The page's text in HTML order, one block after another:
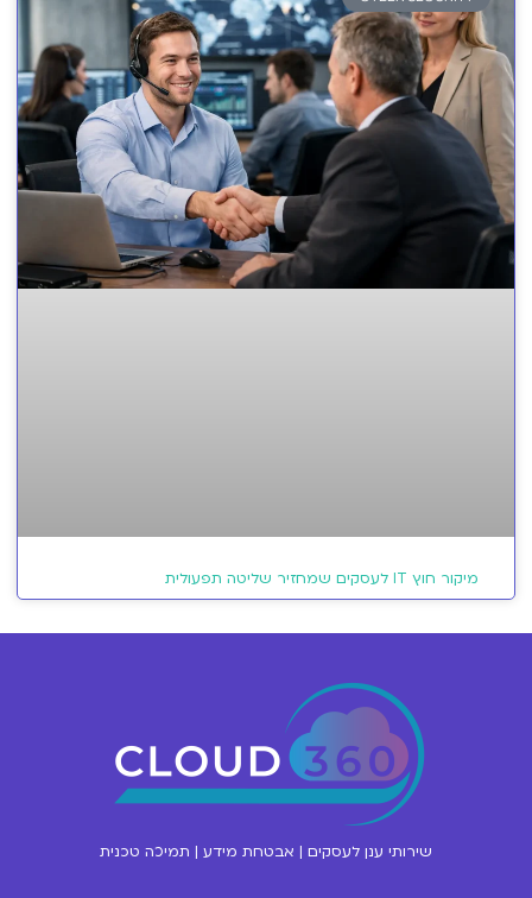
מיקור חוץ IT לעסקים שמחזיר שליטה תפעולית
שירותי ענן לעסקים | אבטחת מידע | תמיכה טכנית